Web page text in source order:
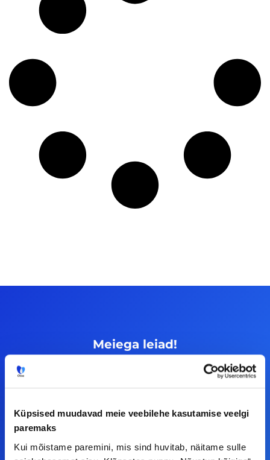
Küpsised muudavad meie veebilehe kasutamise veelgi
paremaks
Kui mõistame paremini, mis sind huvitab, näitame sulle
Meiega leiad!
Tööelublogi.ee lehelt leiad kõik vajaliku, et olla
kursis tööturu uudistega. Kui sul on
teha koostööd, siis võta meiega julgelt ühendust.